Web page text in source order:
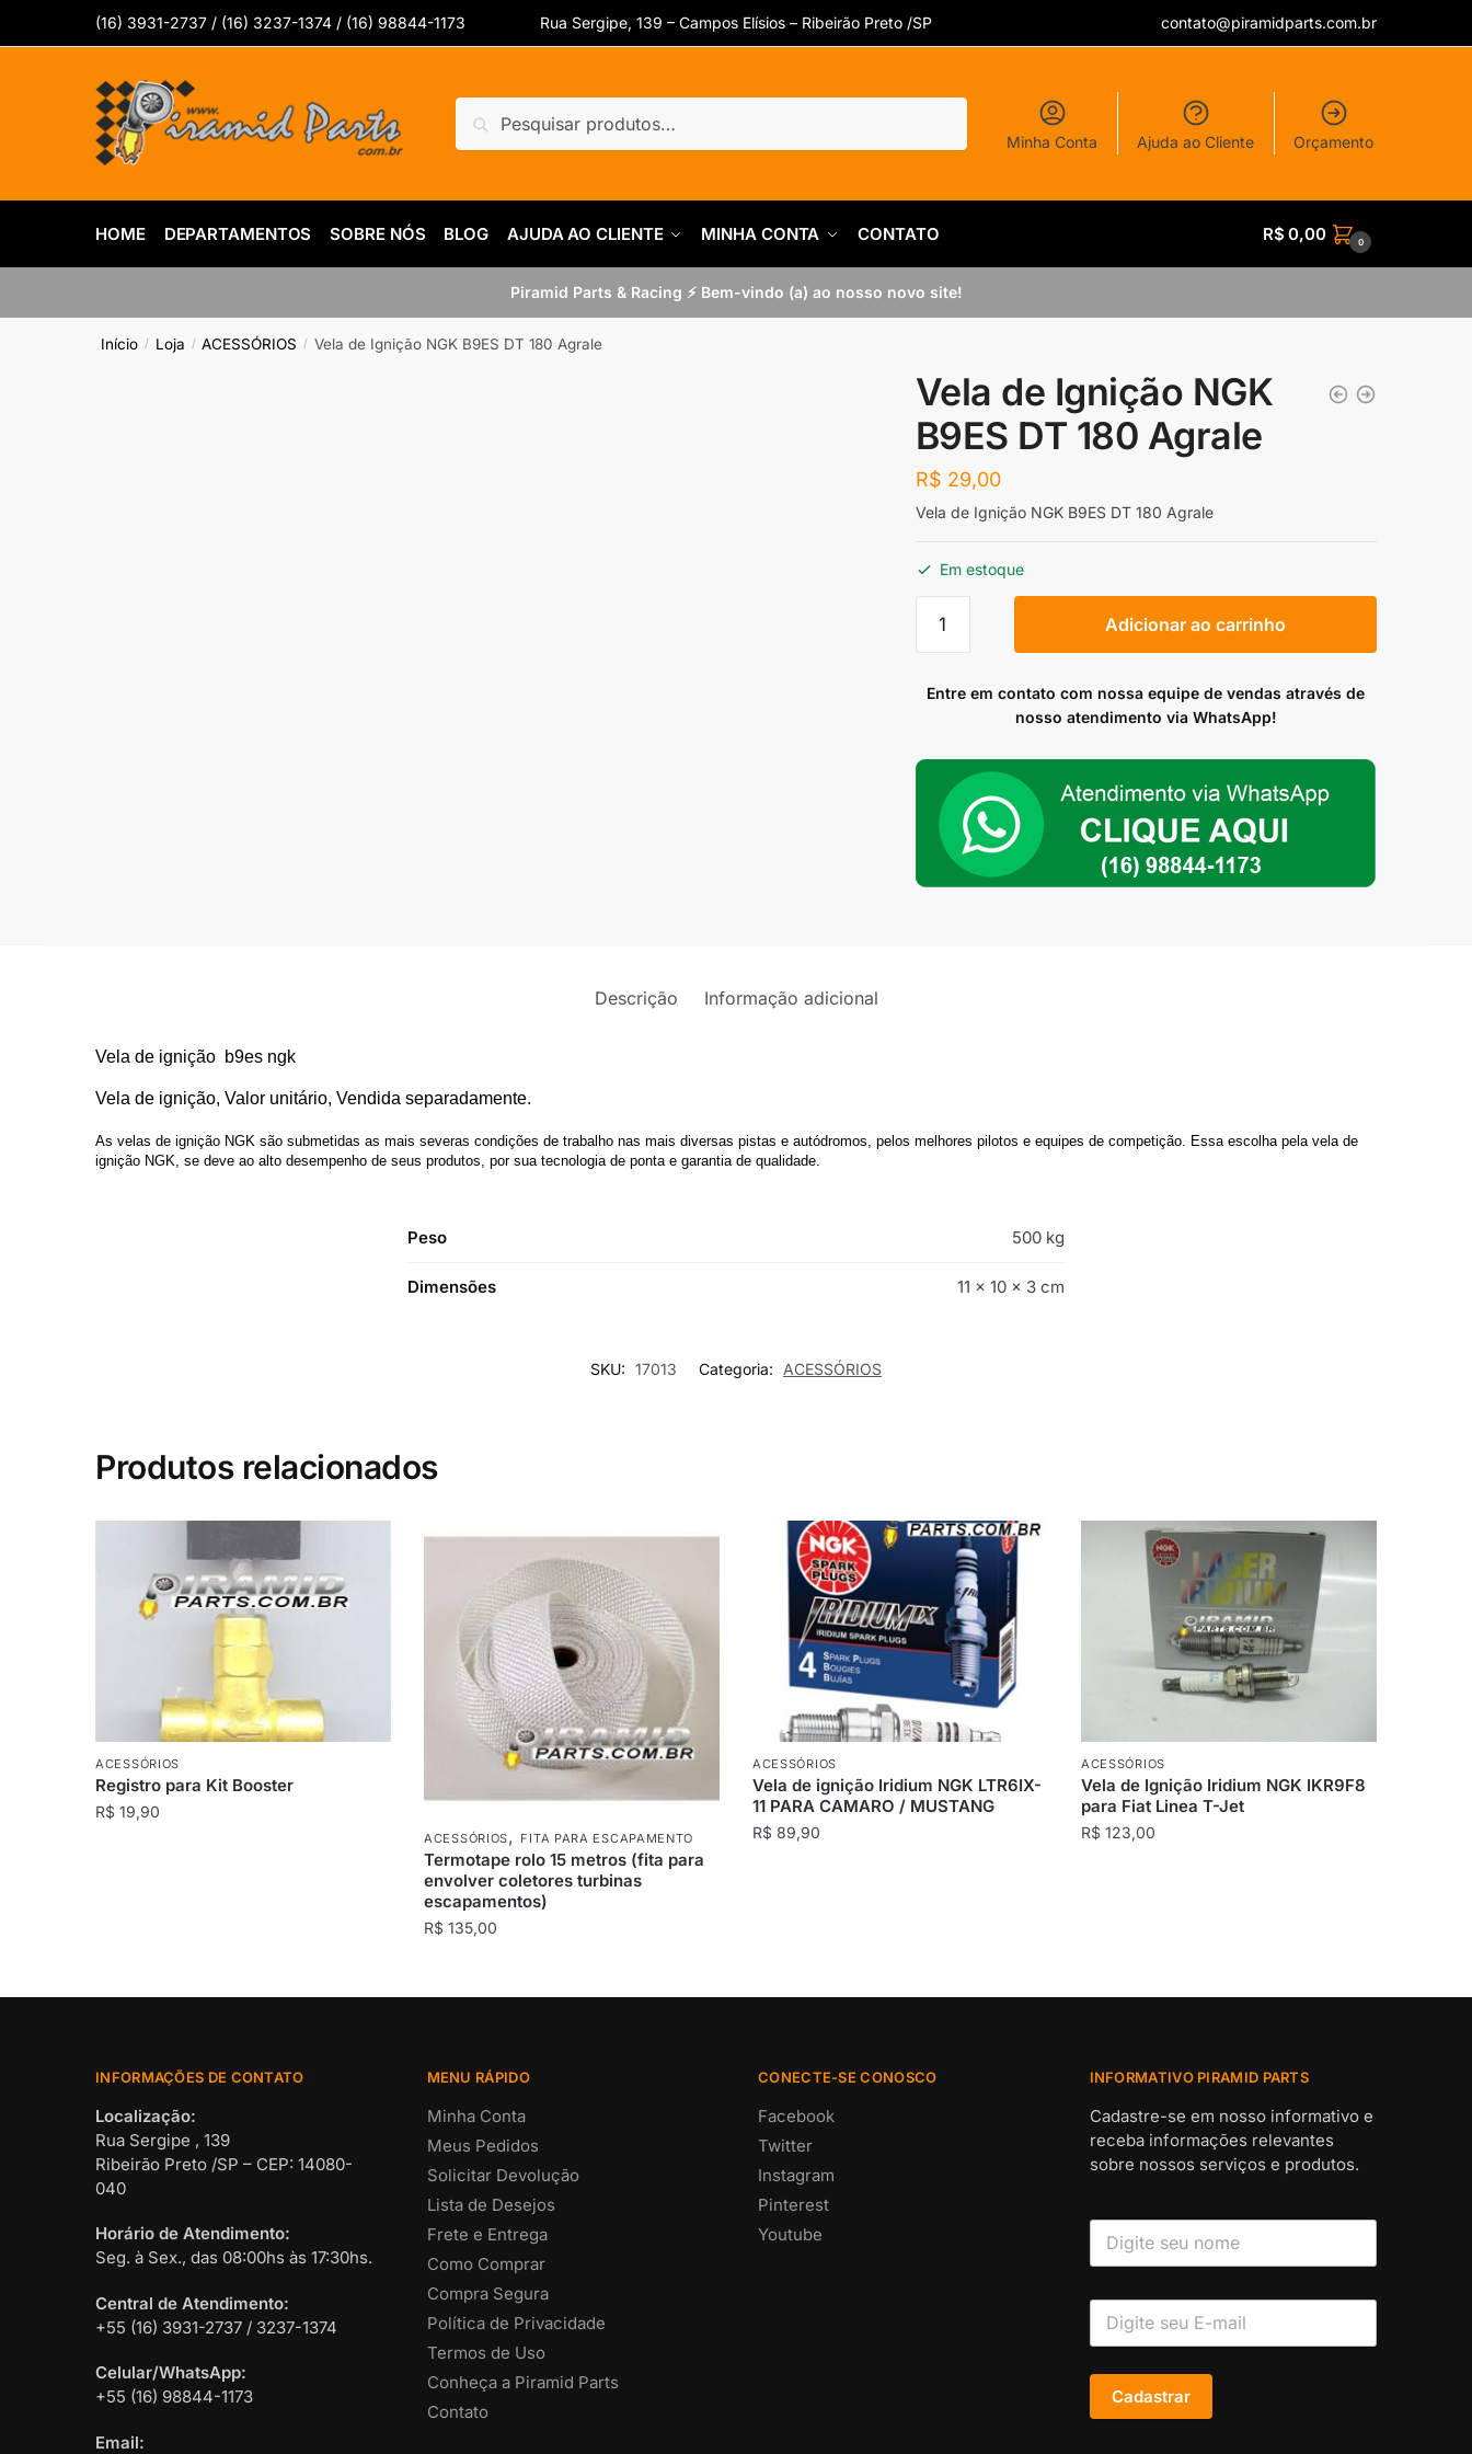
(16) 3931-2737 / (16) 3237-1374 / (16) 98844-1173 Rua Sergipe, 139 – Campos Elísios – Ribeirão Preto /SP contato@piramidparts.com.br
por:
Pesquisar
Minha Conta Ajuda ao Cliente Orçamento
HOME DEPARTAMENTOS SOBRE NÓS BLOG AJUDA AO CLIENTE MINHA CONTA CONTATO R$ 0,00 0
Piramid Parts & Racing ⚡ Bem-vindo (a) ao nosso novo site!
Início / Loja / ACESSÓRIOS / Vela de Ignição NGK B9ES DT 180 Agrale
Vela de Ignição NGK
B9ES DT 180 Agrale
R$ 29,00
Vela de Ignição NGK B9ES DT 180 Agrale
Em estoque
NGK
180
Agrale
quantidade
Adicionar ao carrinho
Entre em contato com nossa equipe de vendas através de
nosso atendimento via WhatsApp!
Descrição Informação adicional
Vela de ignição b9es ngk
Vela de ignição, Valor unitário, Vendida separadamente.
As velas de ignição NGK são submetidas as mais severas condições de trabalho nas mais diversas pistas e autódromos, pelos melhores pilotos e equipes de competição. Essa escolha pela vela de
ignição NGK, se deve ao alto desempenho de seus produtos, por sua tecnologia de ponta e garantia de qualidade.
Peso 500 kg
Dimensões 11 × 10 × 3 cm
SKU: 17013 Categoria: ACESSÓRIOS
Produtos relacionados
ACESSÓRIOS
Registro para Kit Booster
R$ 19,90
ACESSÓRIOS, FITA PARA ESCAPAMENTO
Termotape rolo 15 metros (fita para
envolver coletores turbinas
escapamentos)
R$ 135,00
ACESSÓRIOS
Vela de ignição Iridium NGK LTR6IX-
11 PARA CAMARO / MUSTANG
R$89,90
ACESSÓRIOS
Vela de Ignição Iridium NGK IKR9F8
para Fiat Linea T-Jet
R$123,00
INFORMAÇÕES DE CONTATO
Localização:
Rua Sergipe , 139
Ribeirão Preto /SP – CEP: 14080-
040
Horário de Atendimento:
Seg. à Sex., das 08:00hs às 17:30hs.
Central de Atendimento:
+55 (16) 3931-2737 / 3237-1374
Celular/WhatsApp:
+55 (16) 98844-1173
Email:
MENU RÁPIDO
Minha Conta
Meus Pedidos
Solicitar Devolução
Lista de Desejos
Frete e Entrega
Como Comprar
Compra Segura
Política de Privacidade
Termos de Uso
Conheça a Piramid Parts
Contato
CONECTE-SE CONOSCO
Facebook
Twitter
Instagram
Pinterest
Youtube
INFORMATIVO PIRAMID PARTS
Cadastre-se em nosso informativo e
receba informações relevantes
sobre nossos serviços e produtos.
Cadastrar